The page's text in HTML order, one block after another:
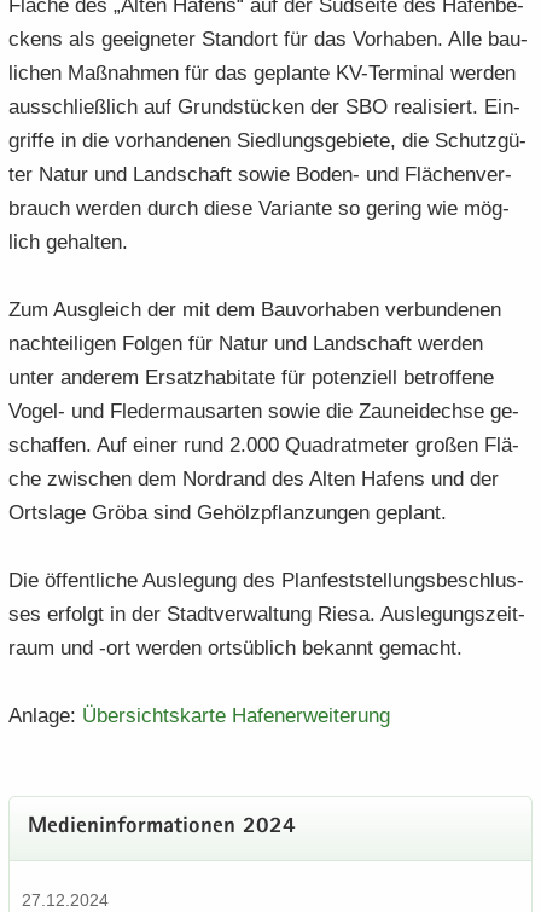
Flä­che des „Alten Ha­fens“ auf der Süd­sei­te des Ha­fen­be­
ckens als ge­eig­ne­ter Stand­ort für das Vor­ha­ben. Alle bau­
li­chen Maß­nah­men für das ge­plan­te KV-​Terminal wer­den
aus­schließ­lich auf Grund­stü­cken der SBO rea­li­siert. Ein­
grif­fe in die vor­han­de­nen Sied­lungs­ge­bie­te, die Schutz­gü­
ter Natur und Land­schaft sowie Boden-​ und Flä­chen­ver­
brauch wer­den durch diese Va­ri­an­te so ge­ring wie mög­
lich ge­hal­ten.
Zum Aus­gleich der mit dem Bau­vor­ha­ben ver­bun­de­nen
nach­tei­li­gen Fol­gen für Natur und Land­schaft wer­den
unter an­de­rem Er­satz­ha­bi­ta­te für po­ten­zi­ell be­trof­fe­ne
Vogel-​ und Fle­der­maus­ar­ten sowie die Zaun­ei­dech­se ge­
schaf­fen. Auf einer rund 2.000 Qua­drat­me­ter gro­ßen Flä­
che zwi­schen dem Nord­rand des Alten Ha­fens und der
Orts­la­ge Gröba sind Ge­hölz­pflan­zun­gen ge­plant.
Die öf­fent­li­che Aus­le­gung des Plan­fest­stel­lungs­be­schlus­
ses er­folgt in der Stadt­ver­wal­tung Riesa. Aus­le­gungs­zeit­
raum und -ort wer­den orts­üb­lich be­kannt ge­macht.
An­la­ge: Über­sichts­kar­te Ha­fen­er­wei­te­rung
Me­di­en­in­for­ma­tio­nen 2024
27.12.2024